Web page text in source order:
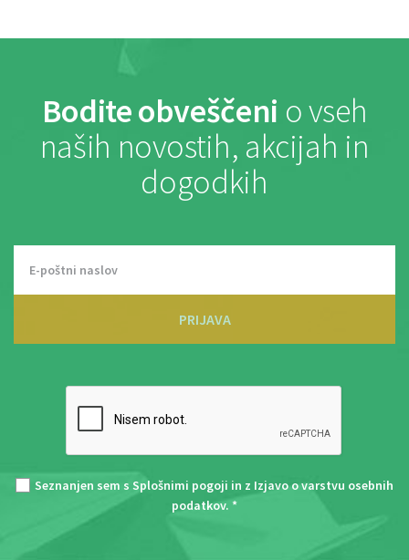
Bodite obveščeni o vseh
naših novostih, akcijah in
dogodkih
PRIJAVA
Seznanjen sem s Splošnimi pogoji in z Izjavo o varstvu osebnih
podatkov. *